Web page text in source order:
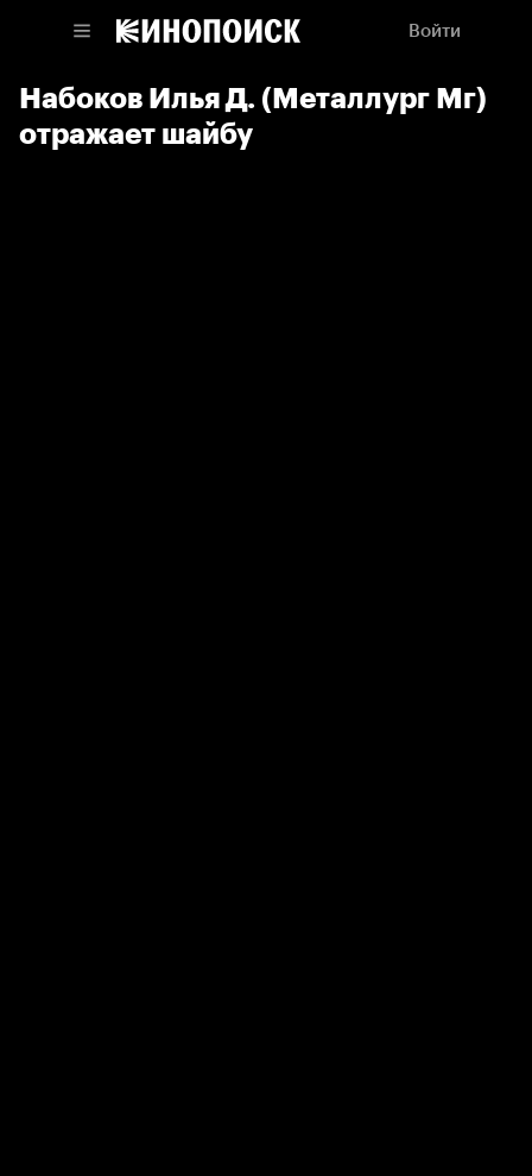
Войти
Набоков Илья Д. (Металлург Мг)
отражает шайбу